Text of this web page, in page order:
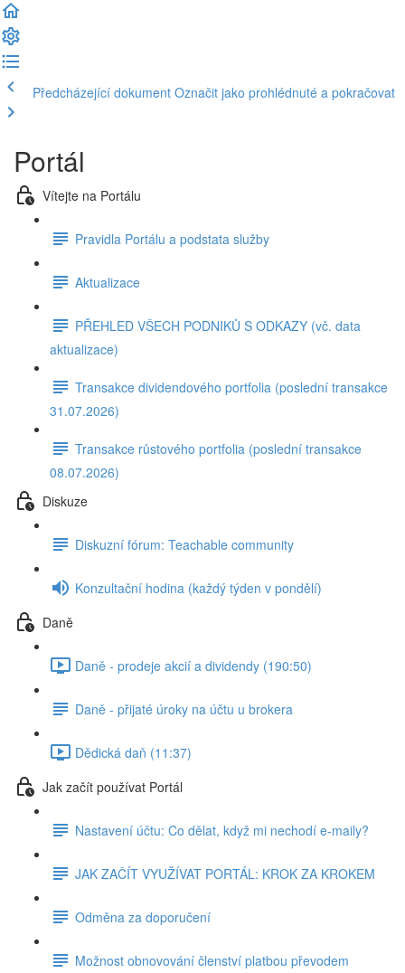
Předcházející dokument Označit jako prohlédnuté a pokračovat
Portál
Vítejte na Portálu
Pravidla Portálu a podstata služby
Aktualizace
PŘEHLED VŠECH PODNIKŮ S ODKAZY (vč. data
aktualizace)
Transakce dividendového portfolia (poslední transakce
31.07.2026)
Transakce růstového portfolia (poslední transakce
08.07.2026)
Diskuze
Diskuzní fórum: Teachable community
Konzultační hodina (každý týden v pondělí)
Daně
Daně - prodeje akcií a dividendy (190:50)
Daně - přijaté úroky na účtu u brokera
Dědická daň (11:37)
Jak začít používat Portál
Nastavení účtu: Co dělat, když mi nechodí e-maily?
JAK ZAČÍT VYUŽÍVAT PORTÁL: KROK ZA KROKEM
Odměna za doporučení
Možnost obnovování členství platbou převodem